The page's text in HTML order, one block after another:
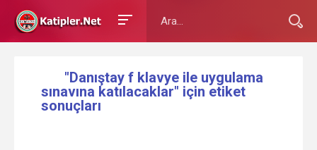
"Danıştay f klavye ile uygulama
sınavına katılacaklar" için etiket
sonuçları